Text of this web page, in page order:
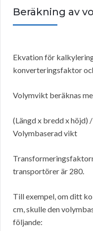
Beräkning av
Ekvation för
konverteringsfaktor
Volymvikt beräknas
(Längd x bredd x höjd)
Volymbaserad vikt
transportörer är 280.
Till exempel, om ditt
cm, skulle den
följande: